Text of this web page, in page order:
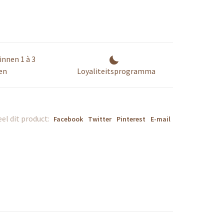
1 à 3
Loyaliteitsprogramma
dit product: Facebook Twitter Pinterest E-mail